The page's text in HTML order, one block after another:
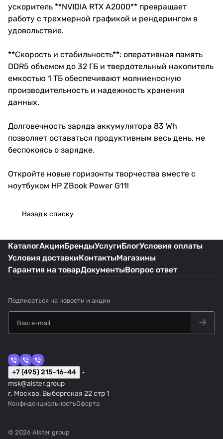
ускоритель **NVIDIA RTX A2000** превращает
работу с трехмерной графикой и рендерингом в
удовольствие.
**Скорость и стабильность**: оперативная память
DDR5 объемом до 32 ГБ и твердотельный накопитель
емкостью 1 ТБ обеспечивают молниеносную
производительность и надежность хранения
данных.
Долговечность заряда аккумулятора 83 Wh
позволяет оставаться продуктивным весь день, не
беспокоясь о зарядке.
Откройте новые горизонты творчества вместе с
ноутбуком HP ZBook Power G11!
Назад к списку
КаталогАкцииБрендыУслугиБлогУсловия оплаты
Условия доставкиКонтактыМагазины
Гарантия на товарДокументыВопрос ответ
Подписаться на новости и акции
+7 (495) 215-16-44
msk@alster.group
г. Москва, Выборгская 22 стр 1
КонфиденциальностьОферта
© 2026 Alster group